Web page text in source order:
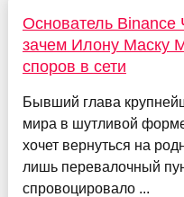
Основатель
зачем Илону Маску
споров в сети
Бывший глава
мира в шутливой
хочет вернуться на
лишь перевалочный
спровоцировало ...